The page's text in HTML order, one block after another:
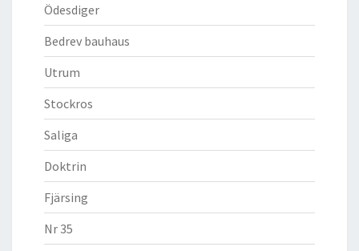
Ödesdiger
Bedrev bauhaus
Utrum
Stockros
Saliga
Doktrin
Fjärsing
Nr 35